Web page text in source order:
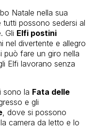
Natale nella sua
tutti possono sedersi al
Gli Elfi postini
nel divertente e allegro
può fare un giro nella
Elfi lavorano senza
sono la Fata delle
e gli
, dove si possono
camera da letto e lo